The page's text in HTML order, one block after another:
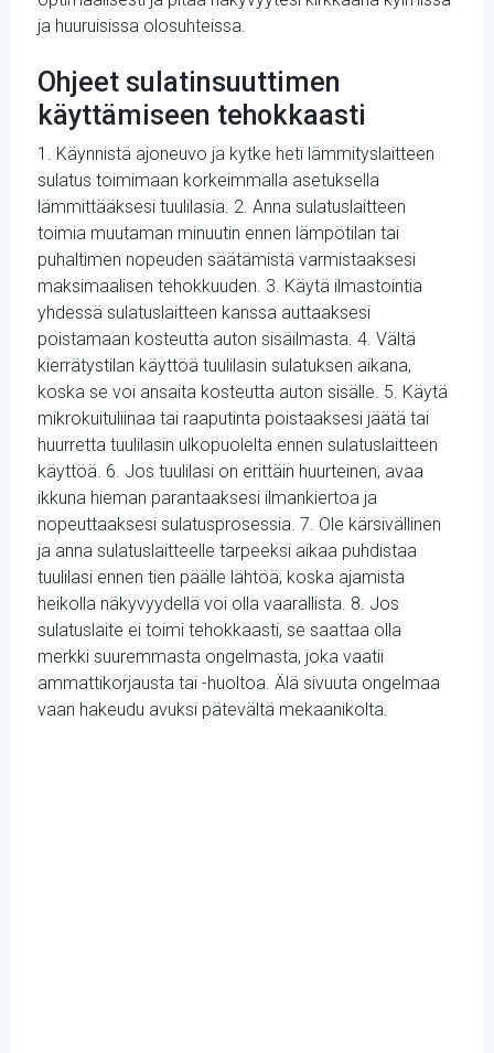
ja huuruisissa olosuhteissa.
Ohjeet sulatinsuuttimen
käyttämiseen tehokkaasti
1. Käynnistä ajoneuvo ja kytke heti lämmityslaitteen
sulatus toimimaan korkeimmalla asetuksella
lämmittääksesi tuulilasia. 2. Anna sulatuslaitteen
toimia muutaman minuutin ennen lämpötilan tai
puhaltimen nopeuden säätämistä varmistaaksesi
maksimaalisen tehokkuuden. 3. Käytä ilmastointia
yhdessä sulatuslaitteen kanssa auttaaksesi
poistamaan kosteutta auton sisäilmasta. 4. Vältä
kierrätystilan käyttöä tuulilasin sulatuksen aikana,
koska se voi ansaita kosteutta auton sisälle. 5. Käytä
mikrokuituliinaa tai raaputinta poistaaksesi jäätä tai
huurretta tuulilasin ulkopuolelta ennen sulatuslaitteen
käyttöä. 6. Jos tuulilasi on erittäin huurteinen, avaa
ikkuna hieman parantaaksesi ilmankiertoa ja
nopeuttaaksesi sulatusprosessia. 7. Ole kärsivällinen
ja anna sulatuslaitteelle tarpeeksi aikaa puhdistaa
tuulilasi ennen tien päälle lähtöä, koska ajamista
heikolla näkyvyydellä voi olla vaarallista. 8. Jos
sulatuslaite ei toimi tehokkaasti, se saattaa olla
merkki suuremmasta ongelmasta, joka vaatii
ammattikorjausta tai -huoltoa. Älä sivuuta ongelmaa
vaan hakeudu avuksi pätevältä mekaanikolta.